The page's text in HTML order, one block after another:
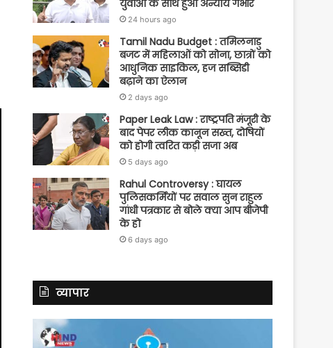
युवाओं के साथ हुआ अन्याय गंभीर
24 hours ago
Tamil Nadu Budget : तमिलनाडु
बजट में महिलाओं को सोना, छात्रों को
आधुनिक साइकिल, हज सब्सिडी
बढ़ाने का ऐलान
2 days ago
Paper Leak Law : राष्ट्रपति मंजूरी के
बाद पेपर लीक कानून सख्त, दोषियों
को होगी त्वरित कड़ी सजा अब
5 days ago
Rahul Controversy : घायल
पुलिसकर्मियों पर सवाल सुन राहुल
गांधी पत्रकार से बोले क्या आप बीजेपी
के हो
6 days ago
व्यापार